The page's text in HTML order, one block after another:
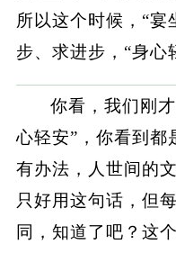
所以这个时候，“宴
步、求进步，“身心
你看，我们刚
心轻安”，你看到
有办法，人世间的
只好用这句话，但
同，知道了吧？这